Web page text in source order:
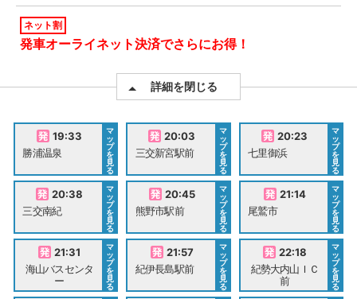
ネット割
発車オーライネット決済でさらにお得！
詳細を閉じる
19:33
勝浦温泉
マ
ッ
プ
を
見
る
20:03
三交新宮駅前
マ
ッ
プ
を
見
る
20:23
七里御浜
マ
ッ
プ
を
見
る
20:38
三交南紀
マ
ッ
プ
を
見
る
20:45
熊野市駅前
マ
ッ
プ
を
見
る
21:14
尾鷲市
マ
ッ
プ
を
見
る
21:31
海山バスセンタ
ー
マ
ッ
プ
を
見
る
21:57
紀伊長島駅前
マ
ッ
プ
を
見
る
22:18
紀勢大内山ＩＣ
前
マ
ッ
プ
を
見
る